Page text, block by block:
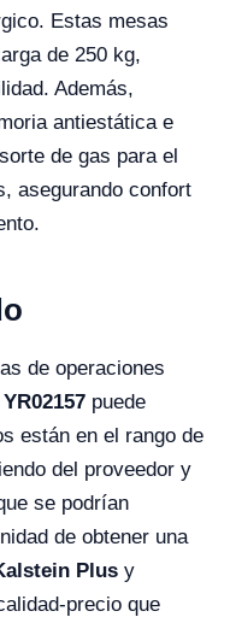
Estas mesas
de 250 kg,
Además,
antiestática e
de gas para el
asegurando confort
de operaciones
puede
están en el rango de
del proveedor y
se podrían
de obtener una
Plus y
precio que